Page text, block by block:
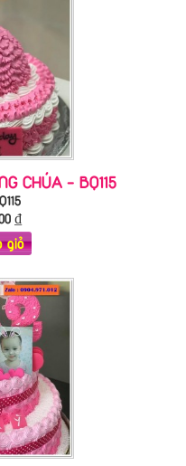
CHÚA - BQ115
₫
giỏ